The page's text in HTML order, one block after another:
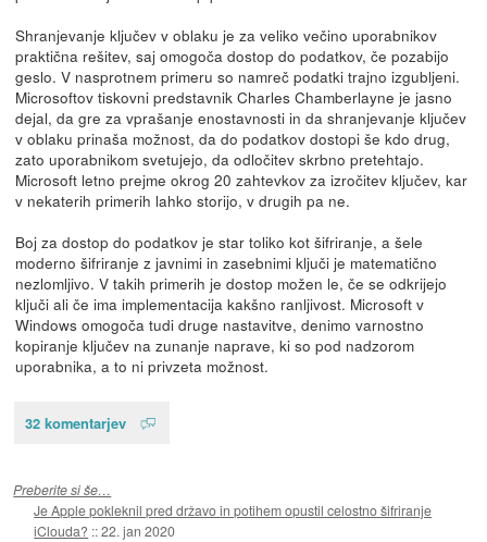
Shranjevanje ključev v oblaku je za veliko večino uporabnikov
praktična rešitev, saj omogoča dostop do podatkov, če pozabijo
geslo. V nasprotnem primeru so namreč podatki trajno izgubljeni.
Microsoftov tiskovni predstavnik Charles Chamberlayne je jasno
dejal, da gre za vprašanje enostavnosti in da shranjevanje ključev
v oblaku prinaša možnost, da do podatkov dostopi še kdo drug,
zato uporabnikom svetujejo, da odločitev skrbno pretehtajo.
Microsoft letno prejme okrog 20 zahtevkov za izročitev ključev, kar
v nekaterih primerih lahko storijo, v drugih pa ne.
Boj za dostop do podatkov je star toliko kot šifriranje, a šele
moderno šifriranje z javnimi in zasebnimi ključi je matematično
nezlomljivo. V takih primerih je dostop možen le, če se odkrijejo
ključi ali če ima implementacija kakšno ranljivost. Microsoft v
Windows omogoča tudi druge nastavitve, denimo varnostno
kopiranje ključev na zunanje naprave, ki so pod nadzorom
uporabnika, a to ni privzeta možnost.
32 komentarjev
Preberite si še…
Je Apple pokleknil pred državo in potihem opustil celostno šifriranje
iClouda? ::22. jan 2020